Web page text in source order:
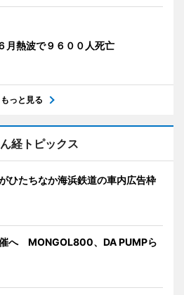
月熱波で９６００人死亡
もっと見る
経トピックス
ひたちなか海浜鉄道の車内広告枠
へ MONGOL800、DA PUMPら